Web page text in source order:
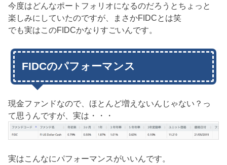
今度はどんなポートフォリオになるのだろうとちょっと
楽しみにしていたのですが、まさかFIDCとは笑
でも実はこのFIDCかなりすごいんです。
FIDCのパフォーマンス
現金ファンドなので、ほとんど増えないんじゃない？っ
て思うんですが、実は・・・
実はこんなにパフォーマンスがいいんです。